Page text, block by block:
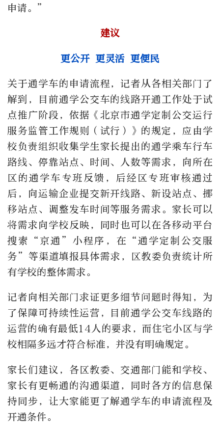
申请。 ”
建议
更公开 更灵活 更便民
关于通学车的申请流程，记者从各相关部门了
解到，目前通学公交车的线路开通工作处于试
点推广阶段，依据《北京市通学定制公交运行
服务监管工作规则（试行）》的规定，应由学
校负责组织收集学生家长提出的通学乘车行车
路线、停靠站点、时间、人数等需求，向所在
区的通学车专班反馈，后经区专班审核通过
后，向运输企业提交新开线路、新设站点、挪
移站点、调整发车时间等服务需求。家长可以
将需求向学校反映，同时也可以在各移动平台
搜索
“ 京通 ” 小程序，在 “通学定制公交服
务” 等渠道填报具体需求，区教委负责统计所
有学校的整体需求。
记者向相关部门求证更多细节问题时得知，为
了保障可持续性运营，目前通学公交车线路的
运营的确有最低14人的要求，而住宅小区与学
校相隔多远才符合标准，并没有明确规定。
家长们建议，各区教委、交通部门能和学校、
家长有更畅通的沟通渠道，同时各方的信息保
持同步，让大家能更了解通学车的申请流程及
开通条件。